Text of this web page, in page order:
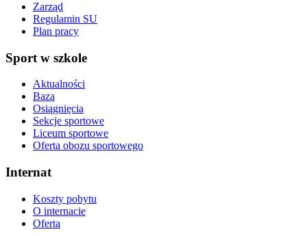
Zarząd
Regulamin SU
Plan pracy
Sport w szkole
Aktualności
Baza
Osiągnięcia
Sekcje sportowe
Liceum sportowe
Oferta obozu sportowego
Internat
Koszty pobytu
O internacie
Oferta